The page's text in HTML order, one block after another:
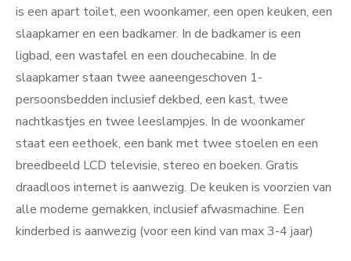
is een apart toilet, een woonkamer, een open keuken, een
slaapkamer en een badkamer. In de badkamer is een
ligbad, een wastafel en een douchecabine. In de
slaapkamer staan twee aaneengeschoven 1-
persoonsbedden inclusief dekbed, een kast, twee
nachtkastjes en twee leeslampjes. In de woonkamer
staat een eethoek, een bank met twee stoelen en een
breedbeeld LCD televisie, stereo en boeken. Gratis
draadloos internet is aanwezig. De keuken is voorzien van
alle moderne gemakken, inclusief afwasmachine. Een
kinderbed is aanwezig (voor een kind van max 3-4 jaar)